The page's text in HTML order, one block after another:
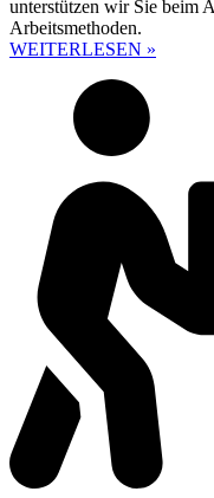
unterstützen wir Sie beim
Arbeitsmethoden.
WEITERLESEN »